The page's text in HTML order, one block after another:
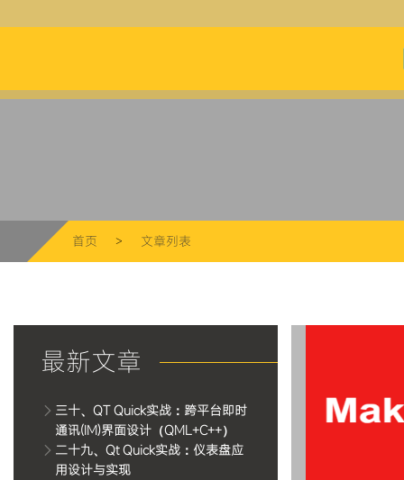
makerli
首页 > 文章列表
最新文章
三十、QT Quick实战：跨平台即时
通讯(IM)界面设计（QML+C++）
二十九、Qt Quick实战：仪表盘应
用设计与实现